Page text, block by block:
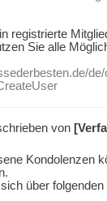
registrierte
Sie alle
von
Kondolenzen
über folgenden